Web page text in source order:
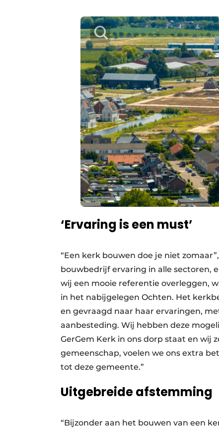
‘Ervaring is een must’
“Een kerk bouwen doe je niet
bouwbedrijf ervaring in alle sectoren,
wij een mooie referentie overleggen,
in het nabijgelegen Ochten. Het
en gevraagd naar haar ervaringen,
aanbesteding. Wij hebben deze
GerGem Kerk in ons dorp staat en wij
gemeenschap, voelen we ons extra
tot deze gemeente.”
Uitgebreide afstemming
“Bijzonder aan het bouwen van een